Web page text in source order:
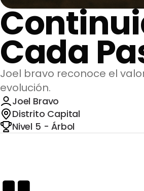
Cada
Joel bravo reconoce el
evolución.
Joel Bravo
Distrito Capital
Nivel 5 - Árbol